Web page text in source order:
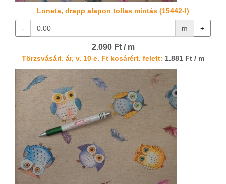
Loneta, drapp alapon tollas mintás (15442-I)
- m +
2.090 Ft / m
Törzsvásárl. ár, v. 10 e. Ft kosárért. felett: 1.881 Ft / m